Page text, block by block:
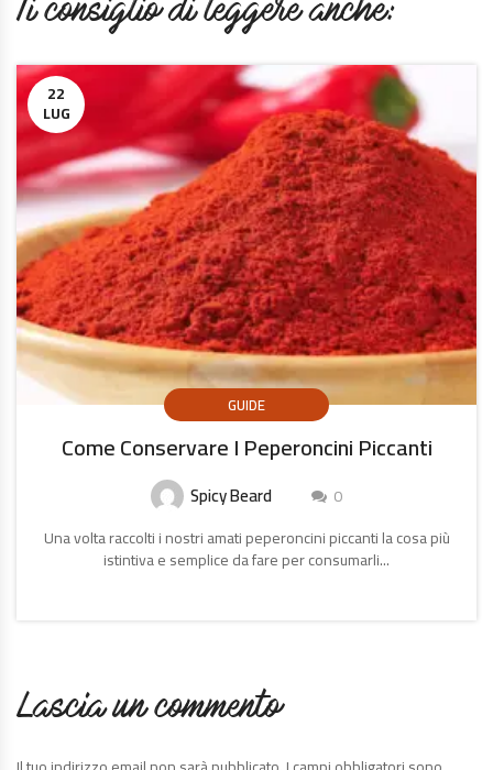
22
LUG
GUIDE
Come Conservare I Peperoncini Piccanti
Spicy Beard
0
Una volta raccolti i nostri amati peperoncini piccanti la cosa più
istintiva e semplice da fare per consumarli...
Lascia un commento